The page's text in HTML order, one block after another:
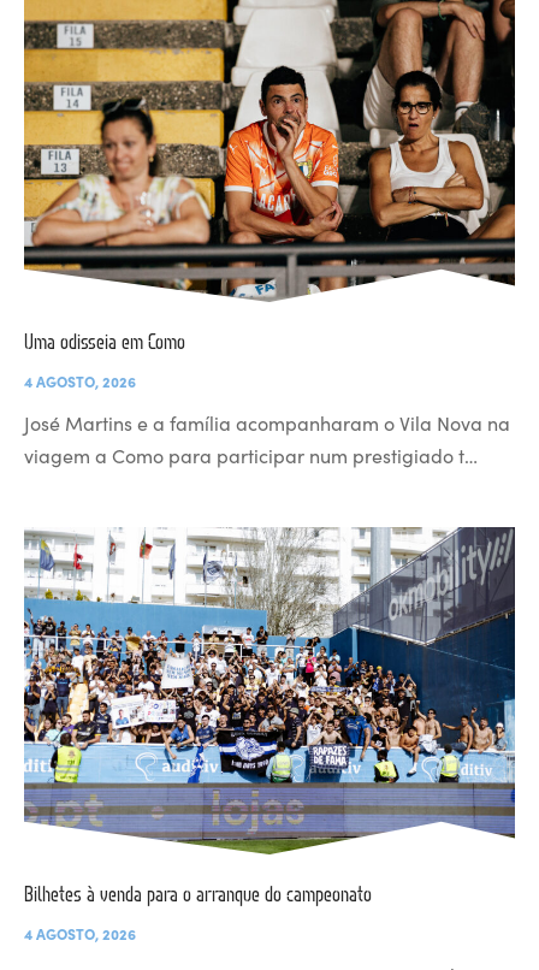
Uma odisseia em Como
4 AGOSTO, 2026
José Martins e a família acompanharam o Vila Nova na
viagem a Como para participar num prestigiado t…
Bilhetes à venda para o arranque do campeonato
4 AGOSTO, 2026